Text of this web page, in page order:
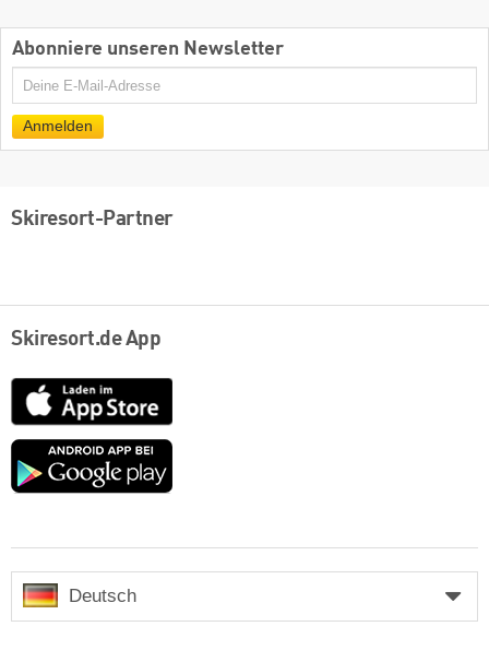
Abonniere unseren Newsletter
E-
Anmelden
Skiresort-Partner
Skiresort.de App
App
Store
Google
Deutsch